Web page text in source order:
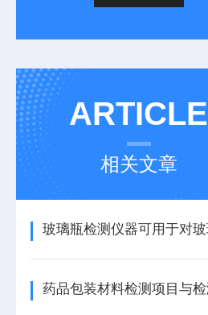
ARTICLE
相关文章